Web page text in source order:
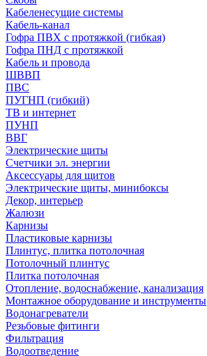
Кабеленесущие системы
Кабель-канал
Гофра ПВХ с протяжкой (гибкая)
Гофра ПНД с протяжкой
Кабель и провода
ШВВП
ПВС
ПУГНП (гибкий)
ТВ и интернет
ПУНП
ВВГ
Электрические щиты
Счетчики эл. энергии
Аксессуары для щитов
Электрические щиты, минибоксы
Декор, интерьер
Жалюзи
Карнизы
Пластиковые карнизы
Плинтус, плитка потолочная
Потолочный плинтус
Плитка потолочная
Отопление, водоснабжение, канализация
Монтажное оборудование и инструменты
Водонагреватели
Резьбовые фитинги
Фильтрация
Водоотведение